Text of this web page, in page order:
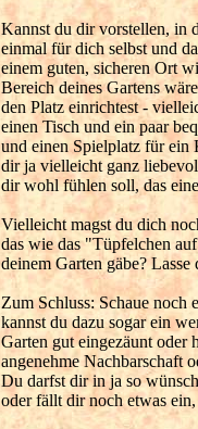
Kannst du dir vorstellen, in
einmal für dich selbst und
einem guten, sicheren Ort
Bereich deines Gartens
den Platz einrichtest -
einen Tisch und ein paar
und einen Spielplatz für ein
dir ja vielleicht ganz
dir wohl fühlen soll, das
Vielleicht magst du dich
das wie das "Tüpfelchen
deinem Garten gäbe?
Zum Schluss: Schaue noch
kannst du dazu sogar ein
Garten gut eingezäunt oder
angenehme Nachbarschaft
Du darfst dir in ja so
oder fällt dir noch etwas